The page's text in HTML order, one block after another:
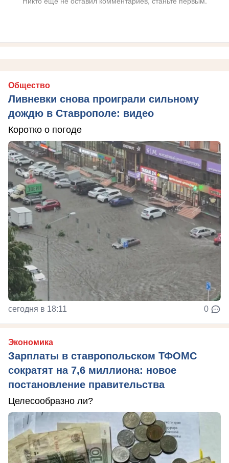
Общество
Ливневки снова проиграли сильному
дождю в Ставрополе: видео
Коротко о погоде
сегодня в 18:11 0
Экономика
Зарплаты в ставропольском ТФОМС
сократят на 7,6 миллиона: новое
постановление правительства
Целесообразно ли?